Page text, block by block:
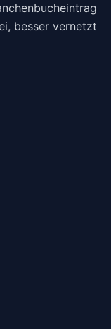
besser vernetzt